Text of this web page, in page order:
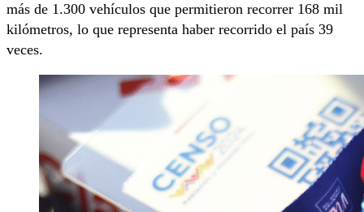
más de 1.300 vehículos que permitieron recorrer 168 mil
kilómetros, lo que representa haber recorrido el país 39
veces.